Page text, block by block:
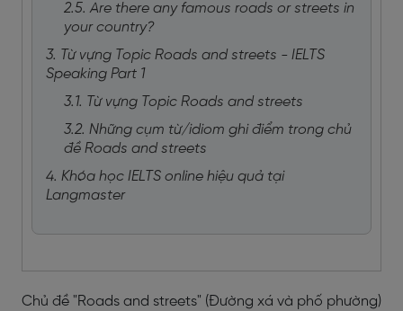
2.5. Are there any famous roads or streets in
your country?
3. Từ vựng Topic Roads and streets - IELTS
Speaking Part 1
3.1. Từ vựng Topic Roads and streets
3.2. Những cụm từ/idiom ghi điểm trong chủ
đề Roads and streets
4. Khóa học IELTS online hiệu quả tại
Langmaster
Chủ đề "Roads and streets" (Đường xá và phố phường)